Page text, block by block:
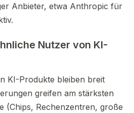
Anbieter, etwa Anthropic für
Nutzer von KI-
KI-Produkte bleiben breit
greifen am stärksten
(Chips, Rechenzentren, große